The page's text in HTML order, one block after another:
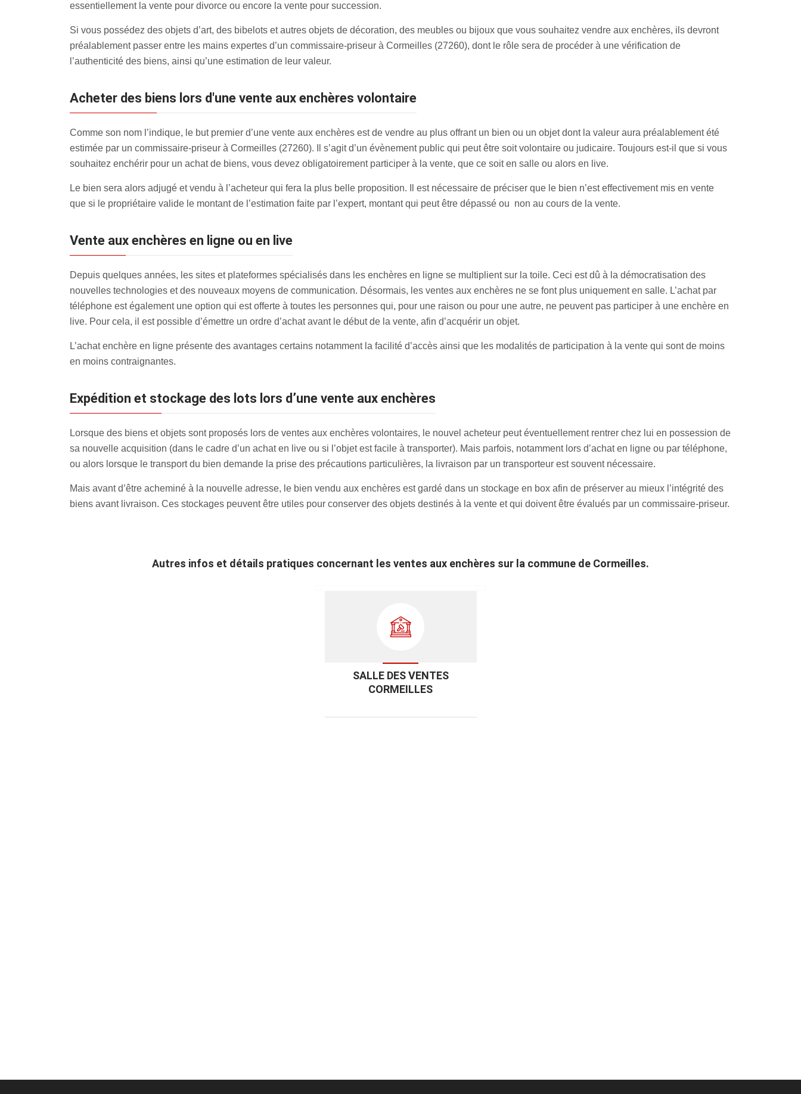
essentiellement la vente pour divorce ou encore la vente pour succession.
Si vous possédez des objets d’art, des bibelots et autres objets de décoration, des meubles ou bijoux que vous souhaitez vendre aux enchères, ils devront
préalablement passer entre les mains expertes d’un commissaire-priseur à Cormeilles (27260), dont le rôle sera de procéder à une vérification de
l’authenticité des biens, ainsi qu’une estimation de leur valeur.
Acheter des biens lors d'une vente aux enchères volontaire
Comme son nom l’indique, le but premier d’une vente aux enchères est de vendre au plus offrant un bien ou un objet dont la valeur aura préalablement été
estimée par un commissaire-priseur à Cormeilles (27260). Il s’agit d’un évènement public qui peut être soit volontaire ou judicaire. Toujours est-il que si vous
souhaitez enchérir pour un achat de biens, vous devez obligatoirement participer à la vente, que ce soit en salle ou alors en live.
Le bien sera alors adjugé et vendu à l’acheteur qui fera la plus belle proposition. Il est nécessaire de préciser que le bien n’est effectivement mis en vente
que si le propriétaire valide le montant de l’estimation faite par l’expert, montant qui peut être dépassé ou non au cours de la vente.
Vente aux enchères en ligne ou en live
Depuis quelques années, les sites et plateformes spécialisés dans les enchères en ligne se multiplient sur la toile. Ceci est dû à la démocratisation des
nouvelles technologies et des nouveaux moyens de communication. Désormais, les ventes aux enchères ne se font plus uniquement en salle. L’achat par
téléphone est également une option qui est offerte à toutes les personnes qui, pour une raison ou pour une autre, ne peuvent pas participer à une enchère en
live. Pour cela, il est possible d’émettre un ordre d’achat avant le début de la vente, afin d’acquérir un objet.
L’achat enchère en ligne présente des avantages certains notamment la facilité d’accès ainsi que les modalités de participation à la vente qui sont de moins
en moins contraignantes.
Expédition et stockage des lots lors d’une vente aux enchères
Lorsque des biens et objets sont proposés lors de ventes aux enchères volontaires, le nouvel acheteur peut éventuellement rentrer chez lui en possession de
sa nouvelle acquisition (dans le cadre d’un achat en live ou si l’objet est facile à transporter). Mais parfois, notamment lors d’achat en ligne ou par téléphone,
ou alors lorsque le transport du bien demande la prise des précautions particulières, la livraison par un transporteur est souvent nécessaire.
Mais avant d’être acheminé à la nouvelle adresse, le bien vendu aux enchères est gardé dans un stockage en box afin de préserver au mieux l’intégrité des
biens avant livraison. Ces stockages peuvent être utiles pour conserver des objets destinés à la vente et qui doivent être évalués par un commissaire-priseur.
Autres infos et détails pratiques concernant les ventes aux enchères sur la commune de Cormeilles.
SALLE DES VENTES
CORMEILLES